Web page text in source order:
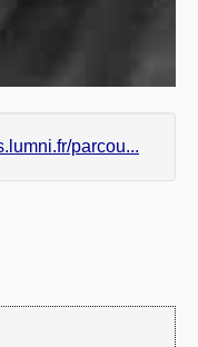
parcou...